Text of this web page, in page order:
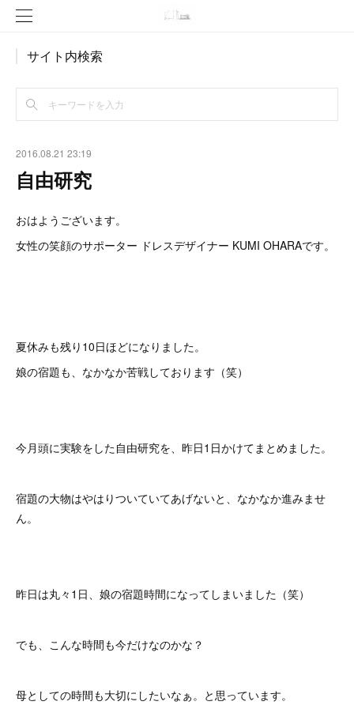
サイト内検索
2016.08.21 23:19
自由研究
おはようございます。
女性の笑顔のサポーター ドレスデザイナー KUMI OHARAです。
夏休みも残り10日ほどになりました。
娘の宿題も、なかなか苦戦しております（笑）
今月頭に実験をした自由研究を、昨日1日かけてまとめました。
宿題の大物はやはりついていてあげないと、なかなか進みませ
ん。
昨日は丸々1日、娘の宿題時間になってしまいました（笑）
でも、こんな時間も今だけなのかな？
母としての時間も大切にしたいなぁ。と思っています。